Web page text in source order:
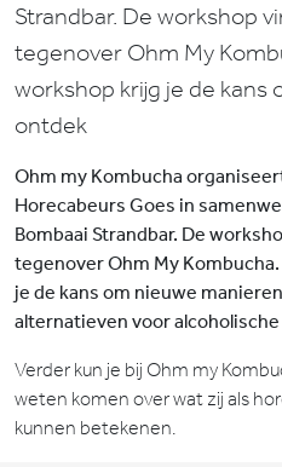
Strandbar. De workshop
tegenover Ohm My
workshop krijg je de kans
ontdek
Ohm my Kombucha
Horecabeurs Goes in
Bombaai Strandbar. De
tegenover Ohm My
je de kans om nieuwe
alternatieven voor
Verder kun je bij Ohm my
weten komen over wat zij als
kunnen betekenen.